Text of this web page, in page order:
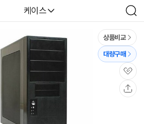
다나와
케이스
검
색
상품비교
대량구매
관
심